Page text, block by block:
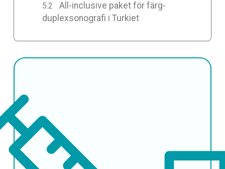
All-inclusive paket för färg-
duplexsonografi i Turkiet